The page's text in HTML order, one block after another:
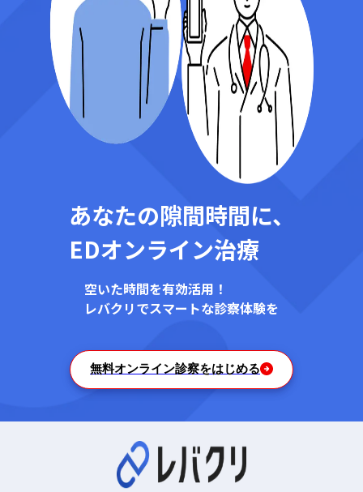
あなたの隙間時間に、
EDオンライン治療
空いた時間を有効活用！
レバクリでスマートな診察体験を
無料オンライン診察をはじめる